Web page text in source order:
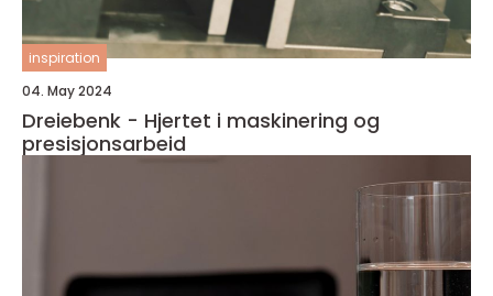
inspiration
04. May 2024
Dreiebenk - Hjertet i maskinering og
presisjonsarbeid